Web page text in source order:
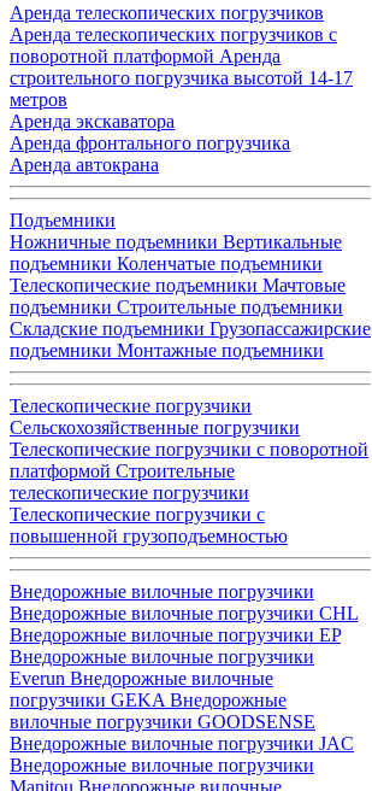
Аренда телескопических погрузчиков
Аренда телескопических погрузчиков с
поворотной платформой Аренда
строительного погрузчика высотой 14-17
метров
Аренда экскаватора
Аренда фронтального погрузчика
Аренда автокрана
Подъемники
Ножничные подъемники Вертикальные
подъемники Коленчатые подъемники
Телескопические подъемники Мачтовые
подъемники Строительные подъемники
Складские подъемники Грузопассажирские
подъемники Монтажные подъемники
Телескопические погрузчики
Сельскохозяйственные погрузчики
Телескопические погрузчики с поворотной
платформой Строительные
телескопические погрузчики
Телескопические погрузчики с
повышенной грузоподъемностью
Внедорожные вилочные погрузчики
Внедорожные вилочные погрузчики CHL
Внедорожные вилочные погрузчики EP
Внедорожные вилочные погрузчики
Everun Внедорожные вилочные
погрузчики GEKA Внедорожные
вилочные погрузчики GOODSENSE
Внедорожные вилочные погрузчики JAC
Внедорожные вилочные погрузчики
Manitou Внедорожные вилочные